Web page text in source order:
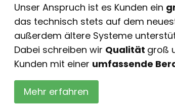
Unser Anspruch ist es Kunden ein
das technisch stets auf dem
außerdem ältere Systeme
Dabei schreiben wir Qualität groß
Kunden mit einer umfassende
Mehr erfahren